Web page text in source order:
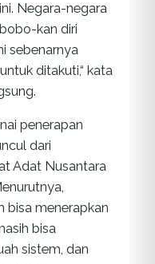
Negara-negara
kan diri
sebenarnya
ditakuti,“ kata
penerapan
dari
Adat Nusantara
bisa menerapkan
bisa
sistem, dan